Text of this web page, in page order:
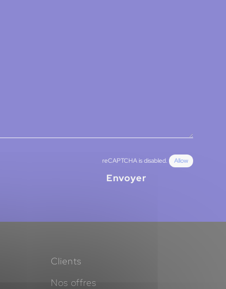
reCAPTCHA is disabled. Allow
Envoyer
Clients
Nos offres